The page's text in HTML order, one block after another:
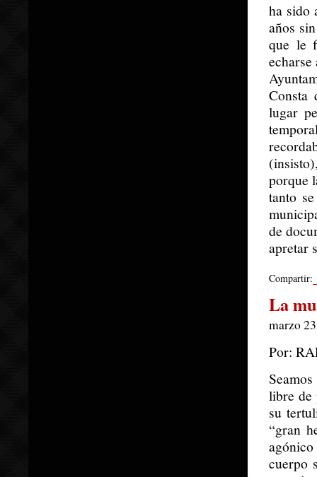
ha sido
años
que le
Consta
lugar
porque
tanto
de
apretar
Compartir:
La
marzo
Por:
libre de
su
“gran
cuerpo